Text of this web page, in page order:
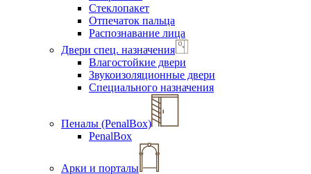
Стеклопакет
Отпечаток пальца
Распознавание лица
Двери спец. назначения
Влагостойкие двери
Звукоизоляционные двери
Специального назначения
Пеналы (PenalBox)
PenalBox
Арки и порталы